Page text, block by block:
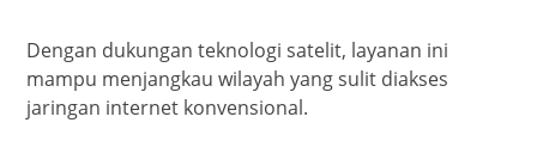
Dengan dukungan teknologi satelit, layanan ini
mampu menjangkau wilayah yang sulit diakses
jaringan internet konvensional.